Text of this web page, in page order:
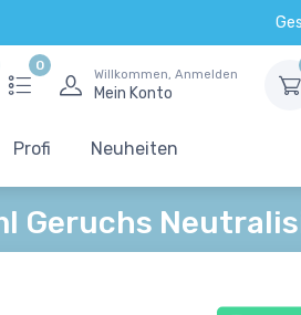
0
Willkommen, Anmelden
Mein Konto
Profi Neuheiten
Geruchs